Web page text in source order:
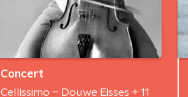
Concert
Cellissimo – Douwe Eisses + 11